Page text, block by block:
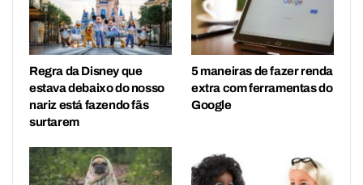
Regra da Disney que
estava debaixo do nosso
nariz está fazendo fãs
surtarem
5 maneiras de fazer renda
extra com ferramentas do
Google